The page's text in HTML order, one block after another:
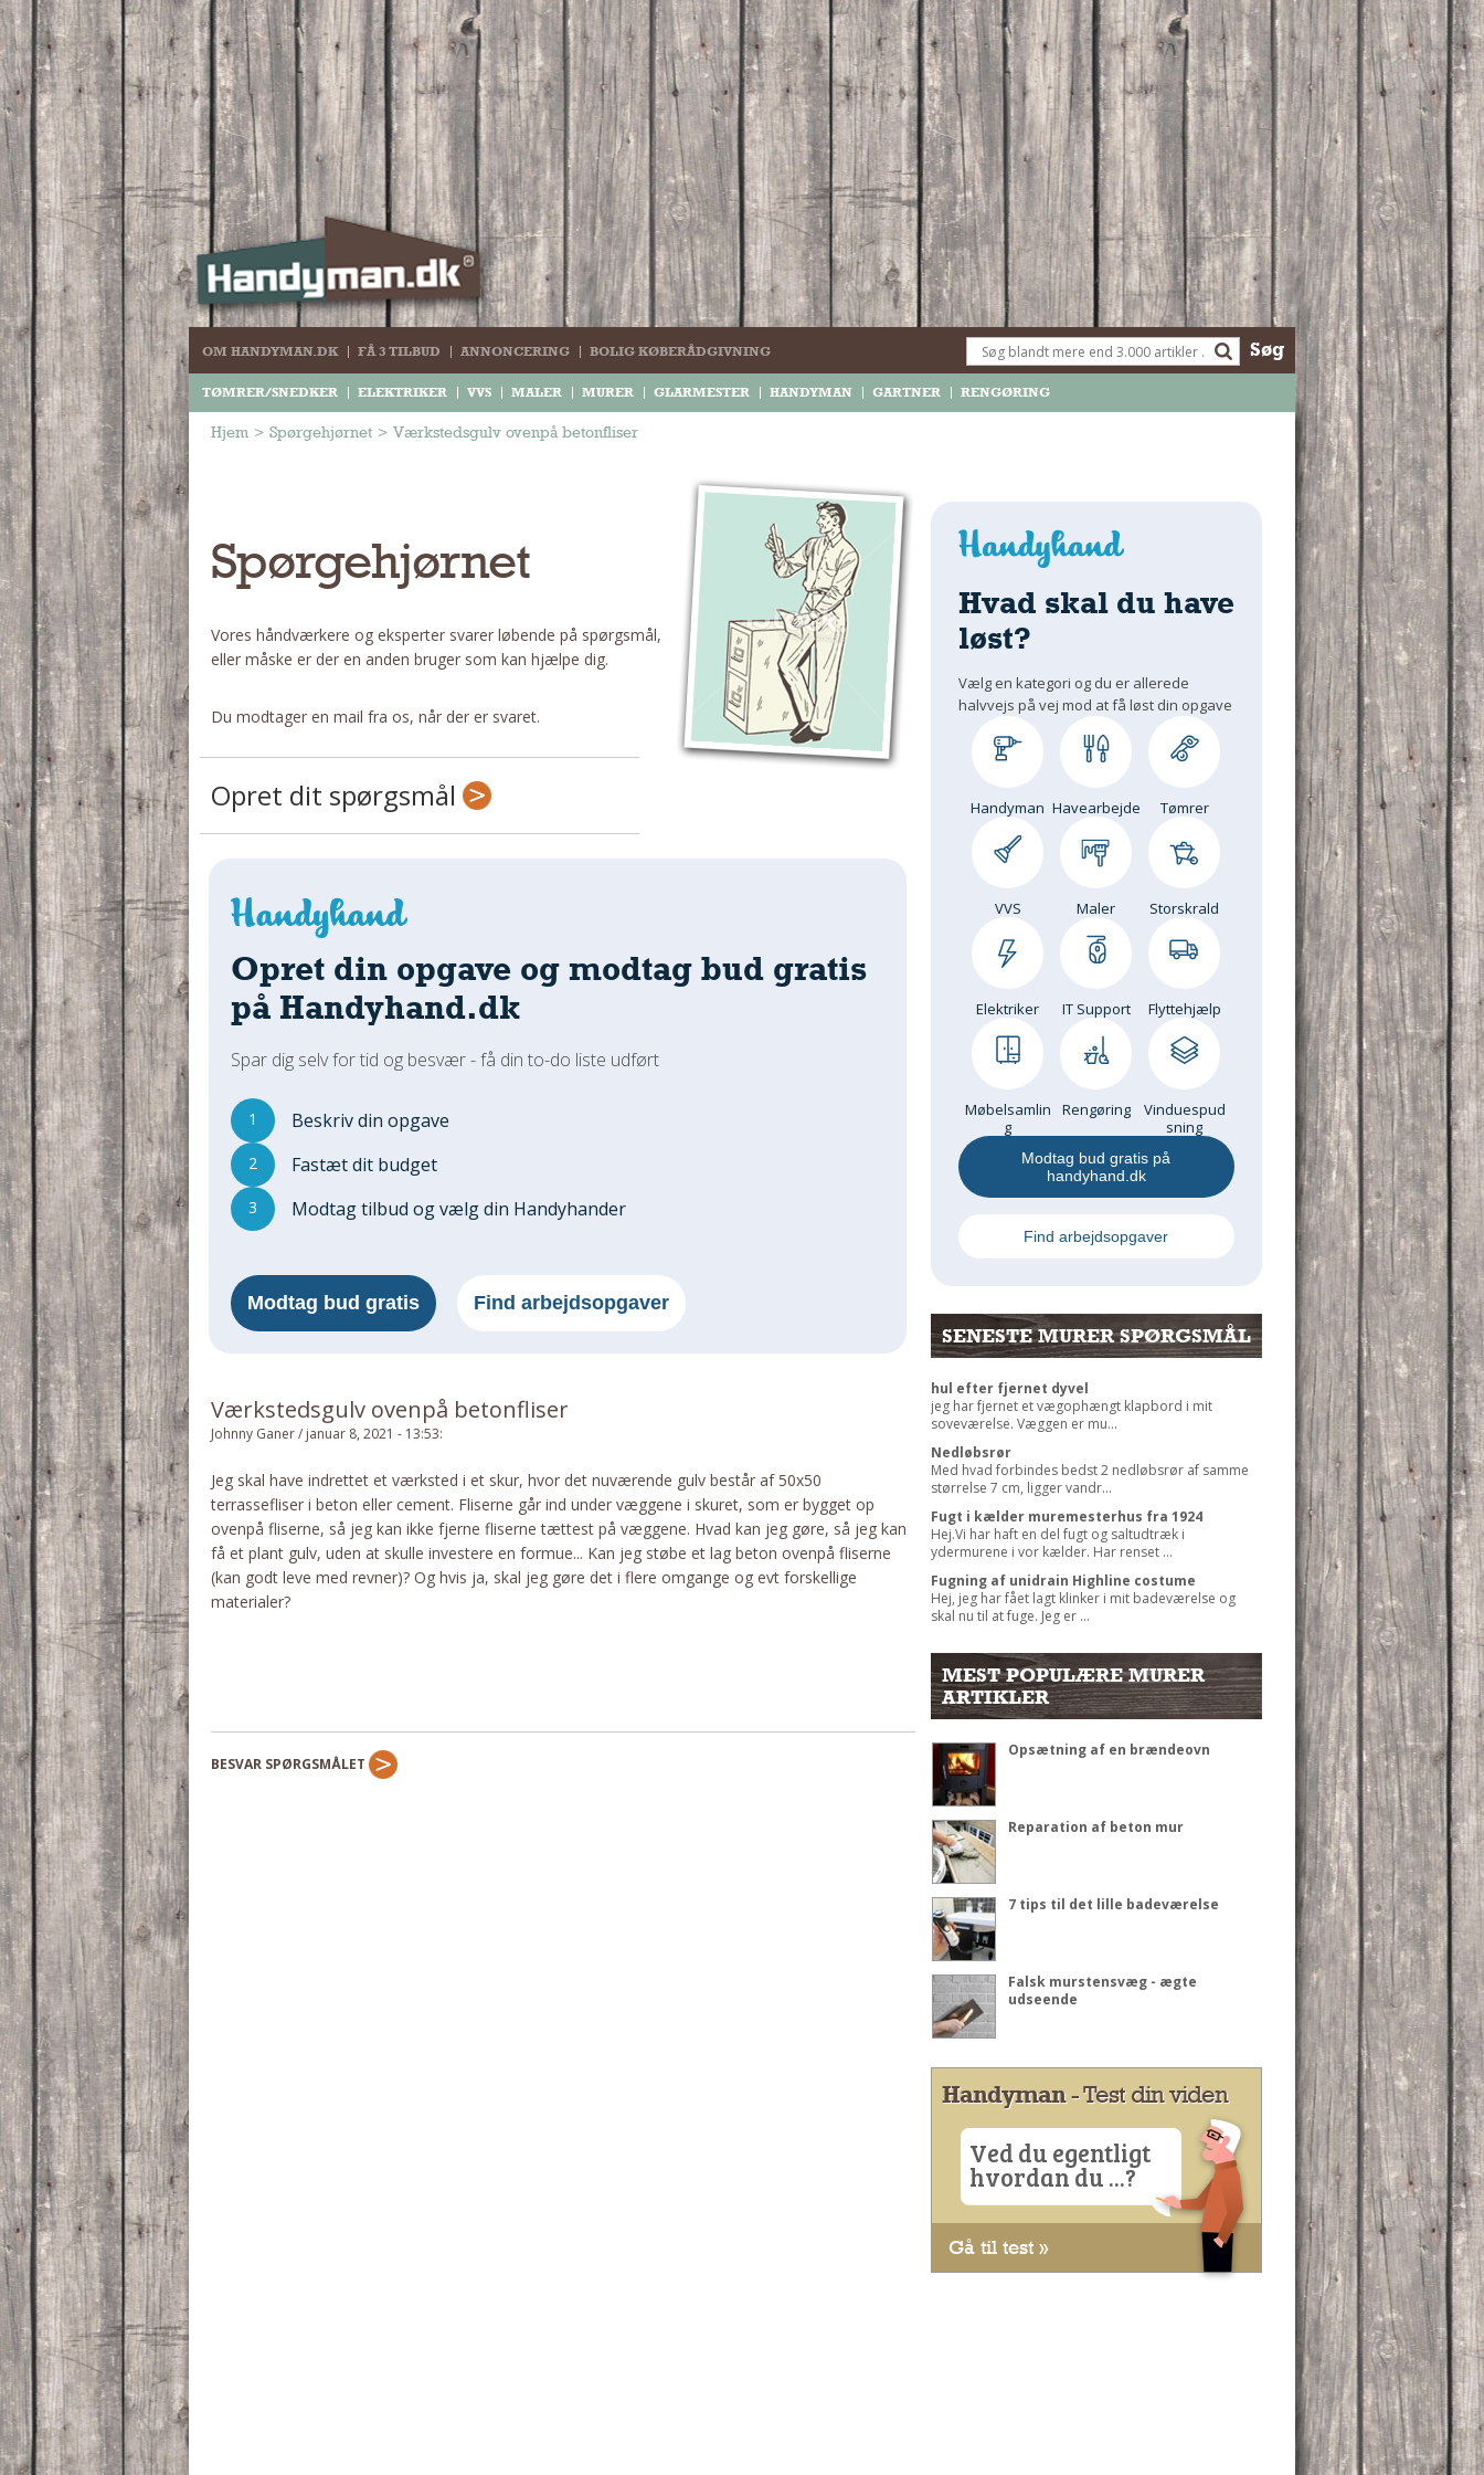
OM HANDYMAN.DK FÅ 3 TILBUD ANNONCERING BOLIG KØBERÅDGIVNING
TØMRER/SNEDKER ELEKTRIKER VVS MALER MURER GLARMESTER HANDYMAN GARTNER RENGØRING
Søg
Hjem > Spørgehjørnet > Værkstedsgulv ovenpå betonfliser
Spørgehjørnet
Vores håndværkere og eksperter svarer løbende på spørgsmål,
eller måske er der en anden bruger som kan hjælpe dig.
Du modtager en mail fra os, når der er svaret.
Opret dit spørgsmål
Opret din opgave og modtag bud gratis
på Handyhand.dk
Spar dig selv for tid og besvær - få din to-do liste udført
1 Beskriv din opgave
2 Fastæt dit budget
3 Modtag tilbud og vælg din Handyhander
Modtag bud gratis Find arbejdsopgaver
Værkstedsgulv ovenpå betonfliser
Johnny Ganer/ januar 8, 2021 - 13:53:
Jeg skal have indrettet et værksted i et skur, hvor det nuværende gulv består af 50x50
terrassefliser i beton eller cement. Fliserne går ind under væggene i skuret, som er bygget op
ovenpå fliserne, så jeg kan ikke fjerne fliserne tættest på væggene. Hvad kan jeg gøre, så jeg kan
få et plant gulv, uden at skulle investere en formue... Kan jeg støbe et lag beton ovenpå fliserne
(kan godt leve med revner)? Og hvis ja, skal jeg gøre det i flere omgange og evt forskellige
materialer?
BESVAR SPØRGSMÅLET
Hvad skal du have
løst?
Vælg en kategori og du er allerede
halvvejs på vej mod at få løst din opgave
Handyman Havearbejde Tømrer
VVS Maler Storskrald
Elektriker IT Support Flyttehjælp
Møbelsamlin
g
Rengøring
Vinduespud
sning
Modtag bud gratis på
handyhand.dk
Find arbejdsopgaver
SENESTE MURER SPØRGSMÅL
hul efter fjernet dyvel
jeg har fjernet et vægophængt klapbord i mit
soveværelse. Væggen er mu...
Nedløbsrør
Med hvad forbindes bedst 2 nedløbsrør af samme
størrelse 7 cm, ligger vandr...
Fugt i kælder muremesterhus fra 1924
Hej.Vi har haft en del fugt og saltudtræk i
ydermurene i vor kælder. Har renset ...
Fugning af unidrain Highline costume
Hej, jeg har fået lagt klinker i mit badeværelse og
skal nu til at fuge. Jeg er ...
MEST POPULÆRE MURER
ARTIKLER
Opsætning af en brændeovn
Reparation af beton mur
7 tips til det lille badeværelse
Falsk murstensvæg - ægte
udseende
Handyman- Test din viden
Ved du egentligt
hvordan du ...?
Gå til test »